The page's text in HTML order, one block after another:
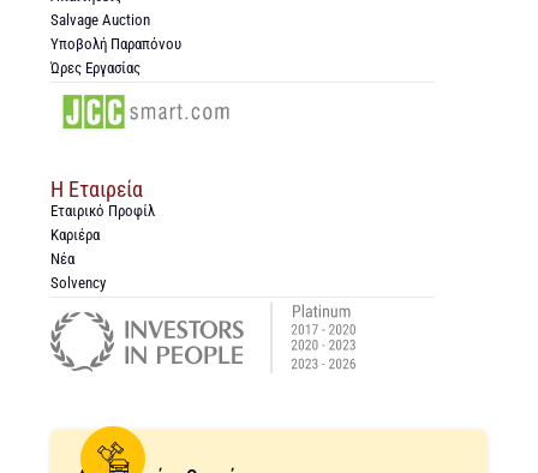
Salvage Auction
Υποβολή Παραπόνου
Ώρες Εργασίας
Η Εταιρεία
Εταιρικό Προφίλ
Καριέρα
Νέα
Solvency